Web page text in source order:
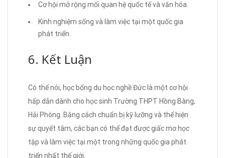
Cơ hội mở rộng mối quan hệ quốc tế và văn hóa.
Kinh nghiệm sống và làm việc tại một quốc gia
phát triển.
6. Kết Luận
Có thể nói, học bổng du học nghề Đức là một cơ hội
hấp dẫn dành cho học sinh Trường THPT Hồng Bàng,
Hải Phòng. Bằng cách chuẩn bị kỹ lưỡng và thể hiện
sự quyết tâm, các bạn có thể đạt được giấc mơ học
tập và làm việc tại một trong những quốc gia phát
triển nhất thế giới.